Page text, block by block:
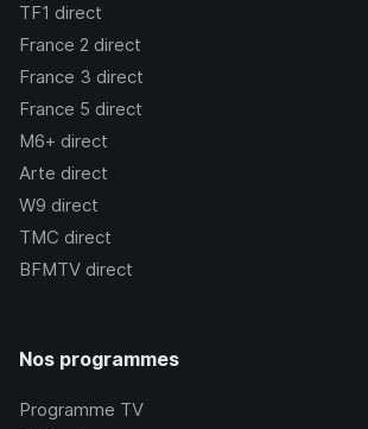
TF1 direct
France 2 direct
France 3 direct
France 5 direct
M6+ direct
Arte direct
W9 direct
TMC direct
BFMTV direct
Nos programmes
Programme TV